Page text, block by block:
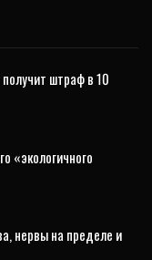
штраф в 10
«экологичного
нервы на пределе и